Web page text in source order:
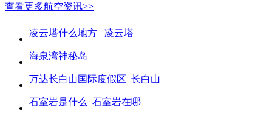
查看更多航空资讯>>
凌云塔什么地方_ 凌云塔
海泉湾神秘岛
万达长白山国际度假区_长白山
石室岩是什么_石室岩在哪